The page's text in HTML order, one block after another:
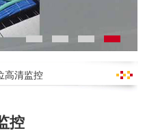
高清监控
控